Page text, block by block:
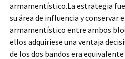
armamentístico.La estrategia
su área de influencia y conservar
armamentístico entre ambos
ellos adquiriese una ventaja
de los dos bandos era